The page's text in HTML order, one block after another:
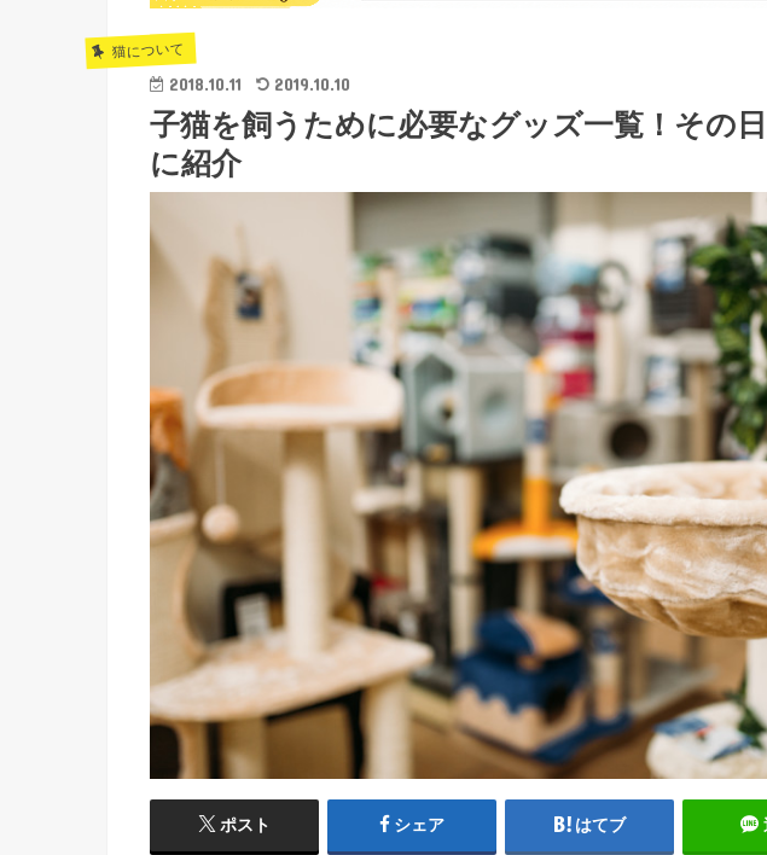
猫について
2018.10.11 2019.10.10
子猫を飼うために必要なグッズ一覧！その
に紹介
ポスト シェア はてブ